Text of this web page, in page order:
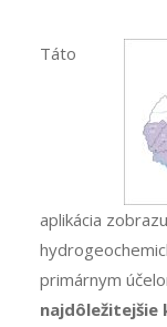
Táto
aplikácia
primárnym
najdôležitejšie